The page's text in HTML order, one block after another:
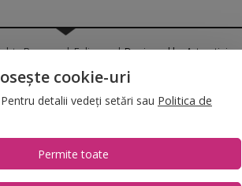
Reserved. Folina.ro |Designed by Artvertising
T:+4 0754.069.667
cookie-uri
detalii vedeți setări sau Politica de
Permite toate